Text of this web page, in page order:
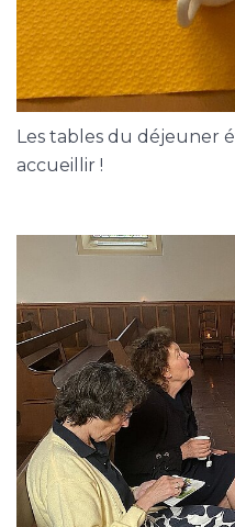
Les tables du déjeuner
accueillir !